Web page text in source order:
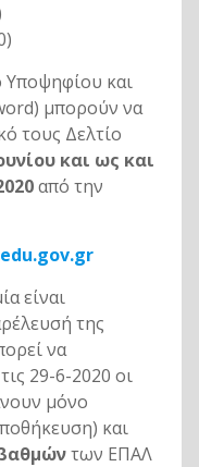
Υποψηφίου και
μπορούν να
τους Δελτίο
και ως και
από την
είναι
της
να
29-6-2020 οι
μόνο
και
των ΕΠΑΛ